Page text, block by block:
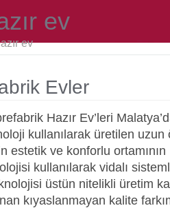
ev
ev
Evler
Hazır Ev’leri
kullanılarak üretilen
estetik ve konforlu ortamının
kullanılarak vidalı
üstün nitelikli üretim
kıyaslanmayan kalite